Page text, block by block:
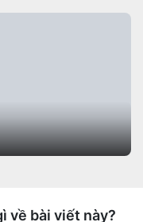
về bài viết này?